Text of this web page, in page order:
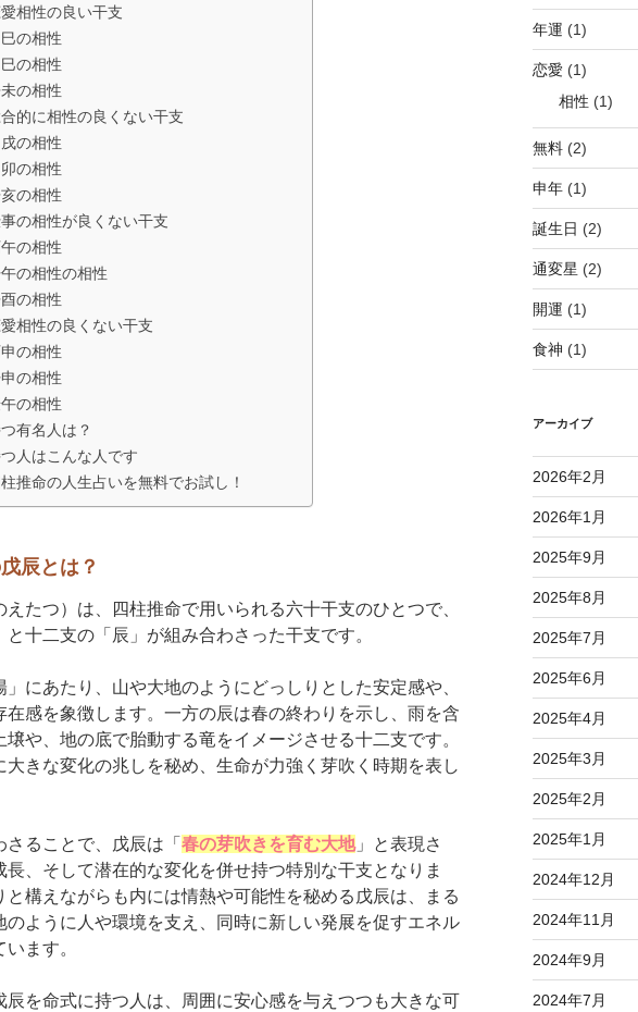
相性の良い干支
の相性
の相性
の相性
的に相性の良くない干支
の相性
の相性
の相性
の相性が良くない干支
の相性
の相性の相性
の相性
相性の良くない干支
の相性
の相性
の相性
有名人は？
人はこんな人です
推命の人生占いを無料でお試し！
辰とは？
えたつ）は、四柱推命で用いられる六十干支のひとつで、
と十二支の「辰」が組み合わさった干支です。
」にあたり、山や大地のようにどっしりとした安定感や、
在感を象徴します。一方の辰は春の終わりを示し、雨を含
壌や、地の底で胎動する竜をイメージさせる十二支です。
大きな変化の兆しを秘め、生命が力強く芽吹く時期を表し
さることで、戊辰は「 春の芽吹きを育む大地」と表現さ
長、そして潜在的な変化を併せ持つ特別な干支となりま
と構えながらも内には情熱や可能性を秘める戊辰は、まる
のように人や環境を支え、同時に新しい発展を促すエネル
ます。
辰を命式に持つ人は、周囲に安心感を与えつつも大きな可
年運 (1)
恋愛 (1)
相性 (1)
無料(2)
申年(1)
誕生日 (2)
通変星 (2)
開運 (1)
食神 (1)
アーカイブ
2026年2月
2026年1月
2025年9月
2025年8月
2025年7月
2025年6月
2025年4月
2025年3月
2025年2月
2025年1月
2024年12月
2024年11月
2024年9月
2024年7月